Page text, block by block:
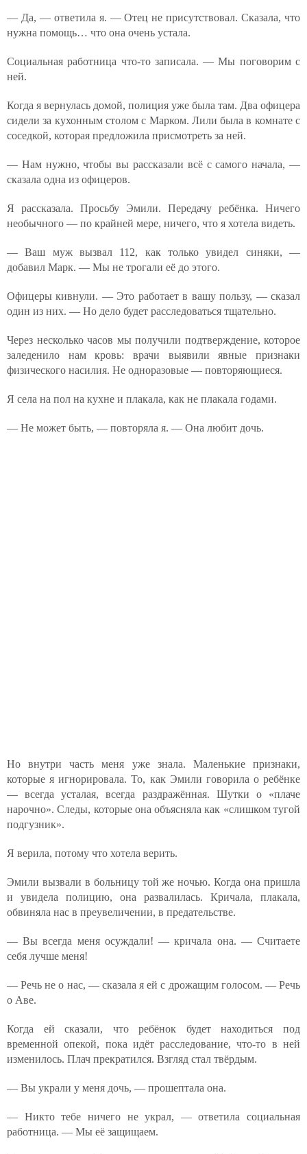
— Да, — ответила я. — Отец не присутствовал. Сказала, что
нужна помощь… что она очень устала.
Социальная работница что-то записала. — Мы поговорим с
ней.
Когда я вернулась домой, полиция уже была там. Два офицера
сидели за кухонным столом с Марком. Лили была в комнате с
соседкой, которая предложила присмотреть за ней.
— Нам нужно, чтобы вы рассказали всё с самого начала, —
сказала одна из офицеров.
Я рассказала. Просьбу Эмили. Передачу ребёнка. Ничего
необычного — по крайней мере, ничего, что я хотела видеть.
— Ваш муж вызвал 112, как только увидел синяки, —
добавил Марк. — Мы не трогали её до этого.
Офицеры кивнули. — Это работает в вашу пользу, — сказал
один из них. — Но дело будет расследоваться тщательно.
Через несколько часов мы получили подтверждение, которое
заледенило нам кровь: врачи выявили явные признаки
физического насилия. Не одноразовые — повторяющиеся.
Я села на пол на кухне и плакала, как не плакала годами.
— Не может быть, — повторяла я. — Она любит дочь.
Но внутри часть меня уже знала. Маленькие признаки,
которые я игнорировала. То, как Эмили говорила о ребёнке
— всегда усталая, всегда раздражённая. Шутки о «плаче
нарочно». Следы, которые она объясняла как «слишком тугой
подгузник».
Я верила, потому что хотела верить.
Эмили вызвали в больницу той же ночью. Когда она пришла
и увидела полицию, она развалилась. Кричала, плакала,
обвиняла нас в преувеличении, в предательстве.
— Вы всегда меня осуждали! — кричала она. — Считаете
себя лучше меня!
— Речь не о нас, — сказала я ей с дрожащим голосом. — Речь
о Аве.
Когда ей сказали, что ребёнок будет находиться под
временной опекой, пока идёт расследование, что-то в ней
изменилось. Плач прекратился. Взгляд стал твёрдым.
— Вы украли у меня дочь, — прошептала она.
— Никто тебе ничего не украл, — ответила социальная
работница. — Мы её защищаем.